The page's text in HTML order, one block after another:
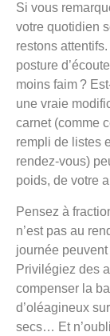
Si vous
votre quotidien
restons
posture
moins faim ?
une vraie
carnet (comme
rempli de listes
rendez-vous)
poids, de votre
Pensez à
n’est pas au
journée
Privilégiez des
compenser la
d’oléagineux
secs… Et